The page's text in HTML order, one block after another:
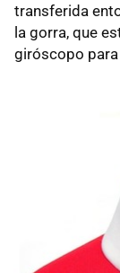
transferida
la gorra, que
giróscopo